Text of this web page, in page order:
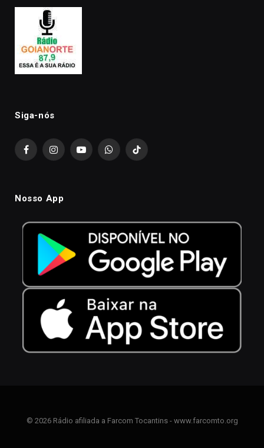
Siga-nós
FacebookInstagramYouTubeWhatsAppTikTok
Nosso App
© 2026 Rádio afiliada a Farcom Tocantins - www.farcomto.org